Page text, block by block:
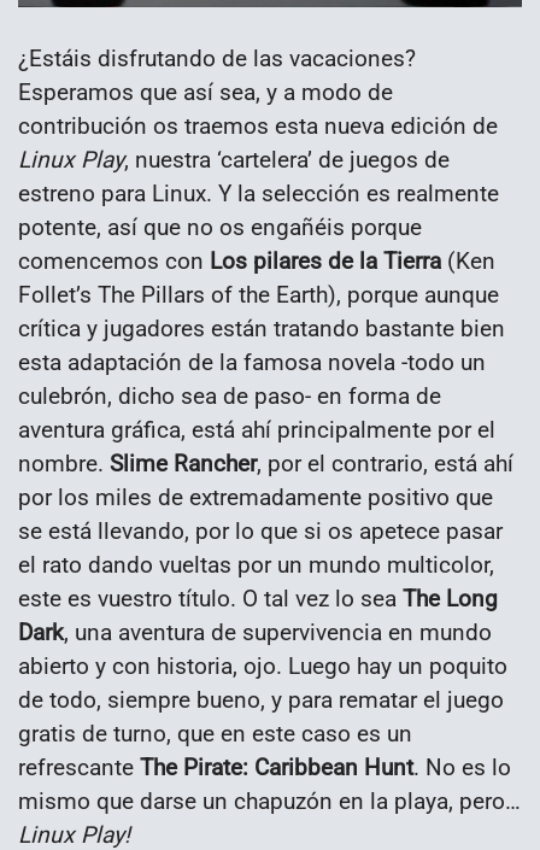
¿Estáis disfrutando de las vacaciones?
Esperamos que así sea, y a modo de
contribución os traemos esta nueva edición de
Linux Play, nuestra ‘cartelera’ de juegos de
estreno para Linux. Y la selección es realmente
potente, así que no os engañéis porque
comencemos con Los pilares de la Tierra (Ken
Follet’s The Pillars of the Earth), porque aunque
crítica y jugadores están tratando bastante bien
esta adaptación de la famosa novela -todo un
culebrón, dicho sea de paso- en forma de
aventura gráfica, está ahí principalmente por el
nombre. Slime Rancher, por el contrario, está ahí
por los miles de extremadamente positivo que
se está llevando, por lo que si os apetece pasar
el rato dando vueltas por un mundo multicolor,
este es vuestro título. O tal vez lo sea The Long
Dark, una aventura de supervivencia en mundo
abierto y con historia, ojo. Luego hay un poquito
de todo, siempre bueno, y para rematar el juego
gratis de turno, que en este caso es un
refrescante The Pirate: Caribbean Hunt. No es lo
mismo que darse un chapuzón en la playa, pero…
Linux Play!